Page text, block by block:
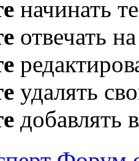
начинать
отвечать
удалять
добавлять